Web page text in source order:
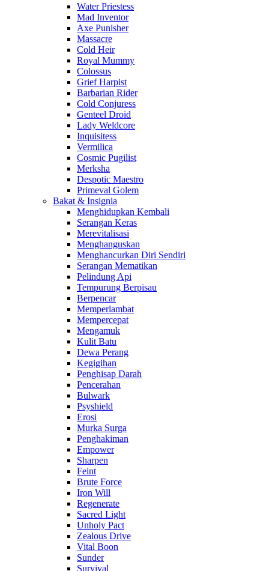
Water Priestess
Mad Inventor
Axe Punisher
Massacre
Cold Heir
Royal Mummy
Colossus
Grief Harpist
Barbarian Rider
Cold Conjuress
Genteel Droid
Lady Weldcore
Inquisitess
Vermilica
Cosmic Pugilist
Merksha
Despotic Maestro
Primeval Golem
Bakat & Insignia
Menghidupkan Kembali
Serangan Keras
Merevitalisasi
Menghanguskan
Menghancurkan Diri Sendiri
Serangan Mematikan
Pelindung Api
Tempurung Berpisau
Berpencar
Memperlambat
Mempercepat
Mengamuk
Kulit Batu
Dewa Perang
Kegigihan
Penghisap Darah
Pencerahan
Bulwark
Psyshield
Erosi
Murka Surga
Penghakiman
Empower
Sharpen
Feint
Brute Force
Iron Will
Regenerate
Sacred Light
Unholy Pact
Zealous Drive
Vital Boon
Sunder
Survival